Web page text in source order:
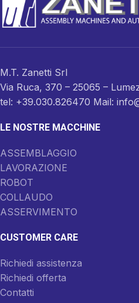
M.T. Zanetti Srl
Via Ruca, 370 – 25065 –
tel: +39.030.826470 Mail:
LE NOSTRE MACCHINE
ASSEMBLAGGIO
LAVORAZIONE
ROBOT
COLLAUDO
ASSERVIMENTO
CUSTOMER CARE
Richiedi assistenza
Richiedi offerta
Contatti